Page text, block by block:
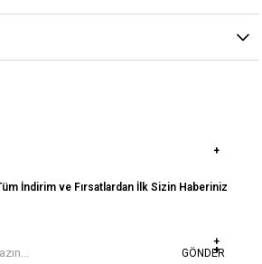
İndirim ve Fırsatlardan İlk Sizin Haberiniz
GÖNDER